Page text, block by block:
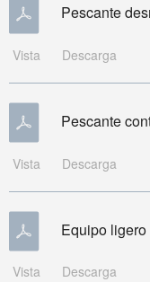
Pescante
Vista Descarga
Pescante
Vista Descarga
Equipo
Vista Descarga